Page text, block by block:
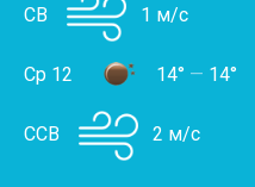
СВ 1 м/с
Ср 12 14° — 14°
ССВ 2 м/с